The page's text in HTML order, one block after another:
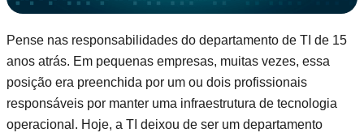
Pense nas responsabilidades do departamento de TI de 15
anos atrás. Em pequenas empresas, muitas vezes, essa
posição era preenchida por um ou dois profissionais
responsáveis por manter uma infraestrutura de tecnologia
operacional. Hoje, a TI deixou de ser um departamento